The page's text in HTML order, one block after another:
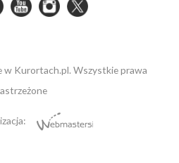
Kurortach.pl. Wszystkie prawa